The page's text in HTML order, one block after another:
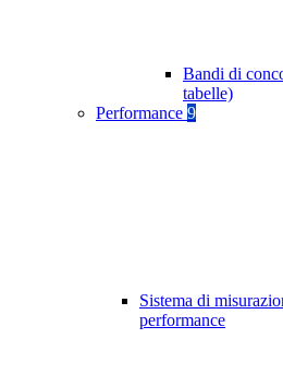
Bandi di
tabelle)
Performance 9
Sistema di
performance